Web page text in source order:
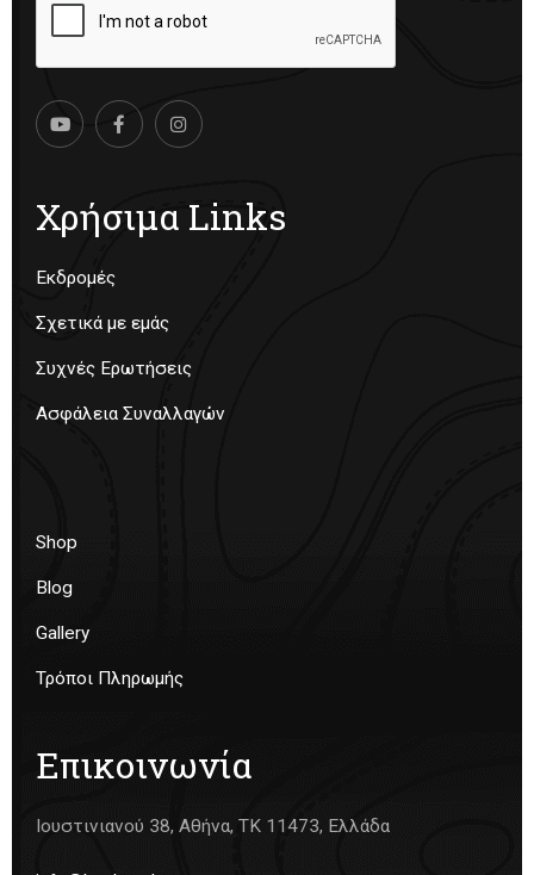
Χρήσιμα Links
Εκδρομές
Σχετικά με εμάς
Συχνές Ερωτήσεις
Ασφάλεια Συναλλαγών
Shop
Blog
Gallery
Τρόποι Πληρωμής
Επικοινωνία
Ιουστινιανού 38, Αθήνα, ΤΚ 11473, Ελλάδα